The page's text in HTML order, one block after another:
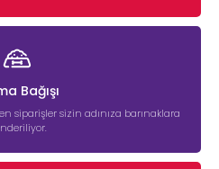
Bağışı
siparişler sizin adınıza barınaklara